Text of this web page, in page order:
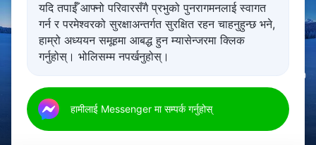
बीउ छर्ने र कटनी गर्ने उहाँ नै हुनुहुन्छ,
परमेश्‍वर आदि र अन्त्य हुनुहुन्छ,
आदि र अन्त्य हुनुहुन्छ।
उहाँ आउनुभइ मानवमाझ नयाँ काम गर्नुभए मात्र
मानव शैतानको राज्यक्षेत्रबाट छुट्न सक्छ
यदि तपाईँ आफ्नो परिवारसँगै प्रभुको पुनरागमनलाई स्वागत
गर्न र परमेश्‍वरको सुरक्षाअन्तर्गत सुरक्षित रहन चाहनुहुन्छ भने,
हाम्रो अध्ययन समूहमा आबद्ध हुन म्यासेन्जरमा क्लिक
गर्नुहोस्। भोलिसम्म नपर्खनुहोस्।
हामीलाई Messenger मा सम्पर्क गर्नुहोस्
00:00